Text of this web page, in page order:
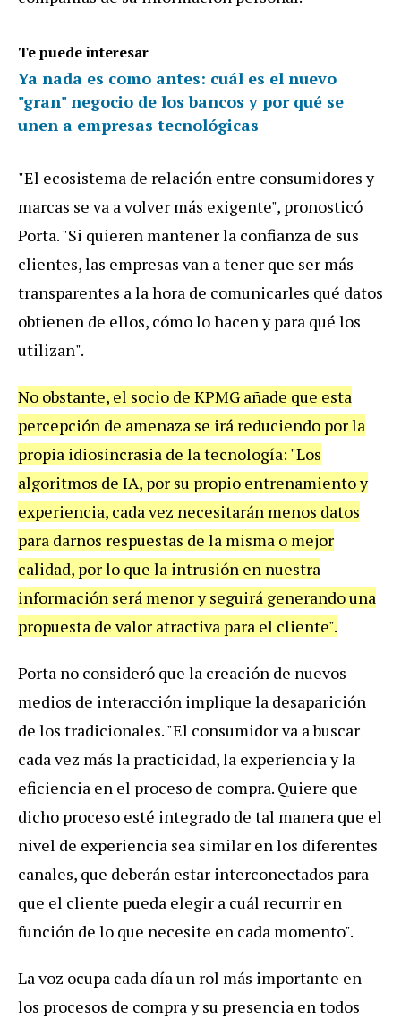
Te puede interesar
Ya nada es como antes: cuál es el nuevo
"gran" negocio de los bancos y por qué se
unen a empresas tecnológicas
"El ecosistema de relación entre consumidores y
marcas se va a volver más exigente", pronosticó
Porta. "Si quieren mantener la confianza de sus
clientes, las empresas van a tener que ser más
transparentes a la hora de comunicarles qué datos
obtienen de ellos, cómo lo hacen y para qué los
utilizan".
No obstante, el socio de KPMG añade que esta
percepción de amenaza se irá reduciendo por la
propia idiosincrasia de la tecnología: "Los
algoritmos de IA, por su propio entrenamiento y
experiencia, cada vez necesitarán menos datos
para darnos respuestas de la misma o mejor
calidad, por lo que la intrusión en nuestra
información será menor y seguirá generando una
propuesta de valor atractiva para el cliente".
Porta no consideró que la creación de nuevos
medios de interacción implique la desaparición
de los tradicionales. "El consumidor va a buscar
cada vez más la practicidad, la experiencia y la
eficiencia en el proceso de compra. Quiere que
dicho proceso esté integrado de tal manera que el
nivel de experiencia sea similar en los diferentes
canales, que deberán estar interconectados para
que el cliente pueda elegir a cuál recurrir en
función de lo que necesite en cada momento".
La voz ocupa cada día un rol más importante en
los procesos de compra y su presencia en todos